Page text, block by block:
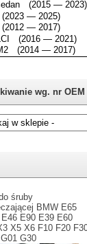
wg. nr OEM
śruby
BMW E65
E46 E90 E39 E60
X5 X6 F10 F20
G30